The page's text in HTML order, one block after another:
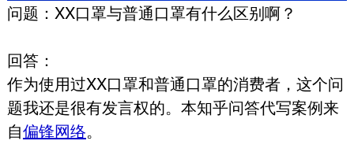
问题：XX口罩与普通口罩有什么区别啊？
回答：
作为使用过XX口罩和普通口罩的消费者，这个问
题我还是很有发言权的。本知乎问答代写案例来
自偏锋网络。